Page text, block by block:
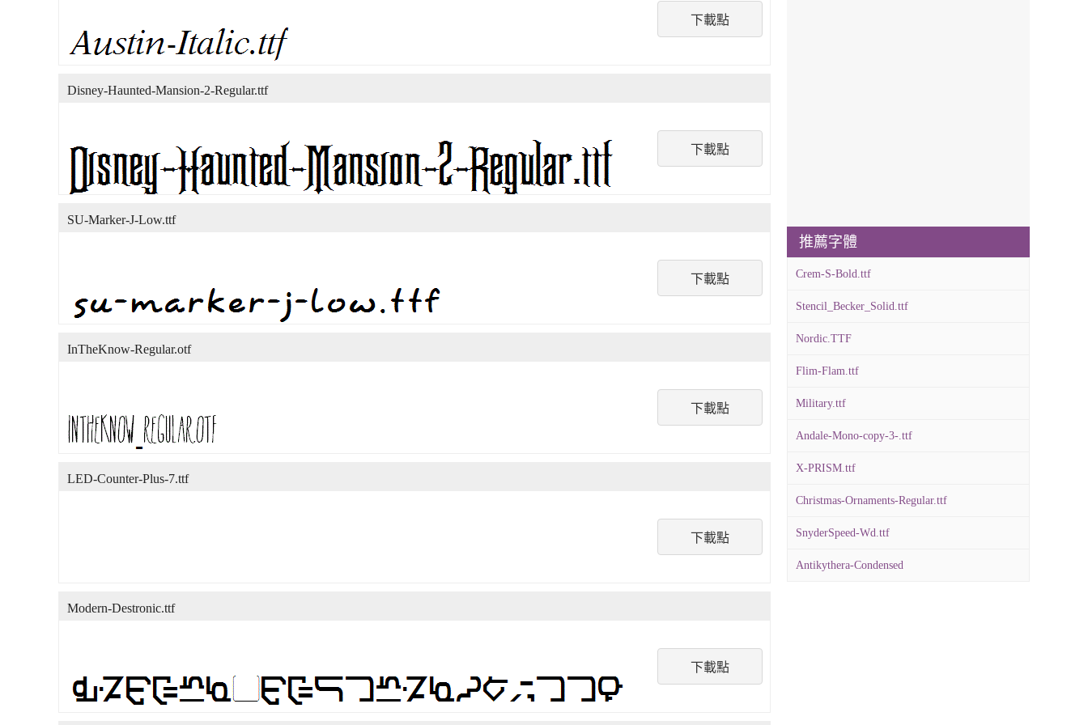
下載點
下載點
Disney-Haunted-Mansion-2-Regular.ttf
下載點
SU-Marker-J-Low.ttf
下載點
InTheKnow-Regular.otf
下載點
LED-Counter-Plus-7.ttf
下載點
Modern-Destronic.ttf
推薦字體
Crem-S-Bold.ttf
Stencil_Becker_Solid.ttf
Nordic.TTF
Flim-Flam.ttf
Military.ttf
Andale-Mono-copy-3-.ttf
X-PRISM.ttf
Christmas-Ornaments-Regular.ttf
SnyderSpeed-Wd.ttf
Antikythera-Condensed